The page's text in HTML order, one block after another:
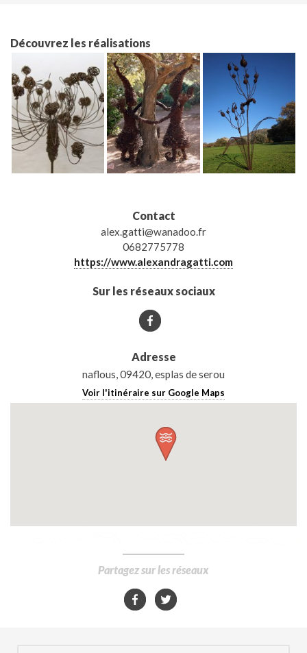
Contact
alex.gatti@wanadoo.fr
0682775778
https://www.alexandragatti.com
Sur les réseaux sociaux
Adresse
naflous, 09420, esplas de serou
Voir l'itinéraire sur Google Maps
Découvrez les réalisations
Partagez sur les réseaux